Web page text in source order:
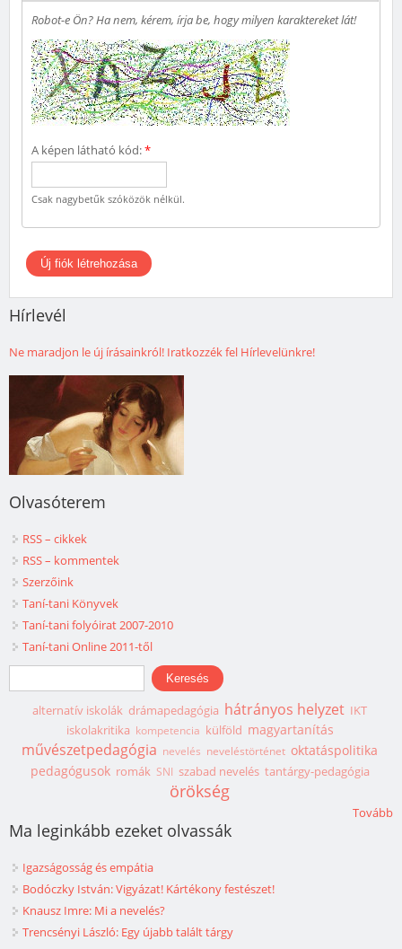
Robot-e Ön? Ha nem, kérem, írja be, hogy milyen karaktereket lát!
A képen látható kód:*
Csak nagybetűk szóközök nélkül.
Hírlevél
Ne maradjon le új írásainkról! Iratkozzék fel Hírlevelünkre!
Olvasóterem
RSS – cikkek
RSS – kommentek
Szerzőink
Taní-tani Könyvek
Taní-tani folyóirat 2007-2010
Taní-tani Online 2011-től
Keresés űrlap
Keresés
alternatív iskolák drámapedagógia hátrányos helyzet IKT
iskolakritika kompetencia külföld magyartanítás
művészetpedagógia nevelés neveléstörténet oktatáspolitika
pedagógusok romák SNI szabad nevelés tantárgy-pedagógia
örökség
Tovább
Ma leginkább ezeket olvassák
Igazságosság és empátia
Bodóczky István: Vigyázat! Kártékony festészet!
Knausz Imre: Mi a nevelés?
Trencsényi László: Egy újabb talált tárgy